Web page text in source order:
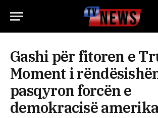
Gashi për fitoren e
Moment i
pasqyron forcën e
demokracisë